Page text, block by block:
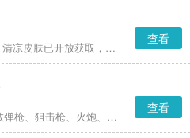
3.各类活动持续推进，清凉皮肤已开放获取，助力你为狗狗打造更具个性的修复方案。
查看
武器类型包含步枪、散弹枪、狙击枪、火炮、手枪、弩以及喷火器。
查看